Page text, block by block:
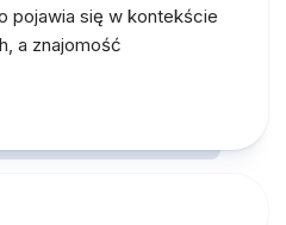
pojawia się w kontekście
a znajomość